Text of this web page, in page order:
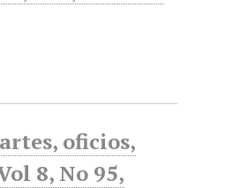
oficios,
8, No 95,